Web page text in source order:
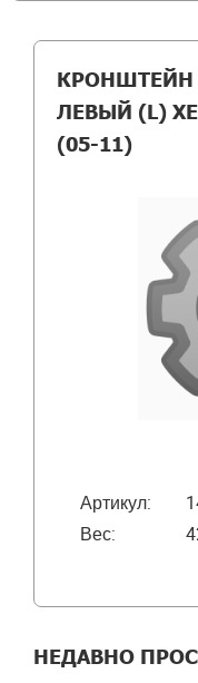
КРОНШТЕЙН
ЛЕВЫЙ (L)
(05-11)
Артикул:
Вес:
НЕДАВНО